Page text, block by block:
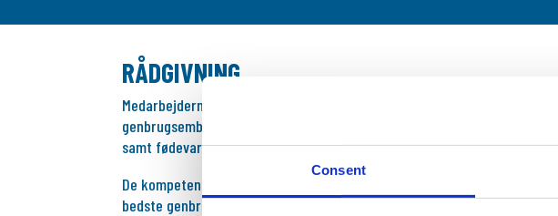
Consent
RÅDGIVNING
Medarbejderne i Dansk Mobilopvask har samlet mange års erfaring
genbrugsemballager, cirkulære forretningsmodeller, festivalplanlægning
samt fødevareproduktion.
De kompetencer sætter vi meget gerne i spil, når vi i dialog med dig
bedste genbrugskoncept for din virksomhed eller dit arrangement.